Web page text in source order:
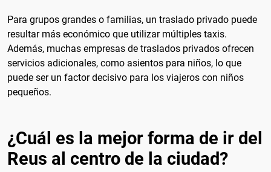
Para grupos grandes o familias, un traslado privado puede
resultar más económico que utilizar múltiples taxis.
Además, muchas empresas de traslados privados ofrecen
servicios adicionales, como asientos para niños, lo que
puede ser un factor decisivo para los viajeros con niños
pequeños.
¿Cuál es la mejor forma de ir del
Reus al centro de la ciudad?